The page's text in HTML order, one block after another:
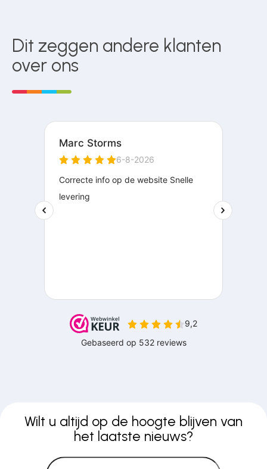
Dit zeggen andere klanten
over ons
Wilt u altijd op de hoogte blijven van
het laatste nieuws?